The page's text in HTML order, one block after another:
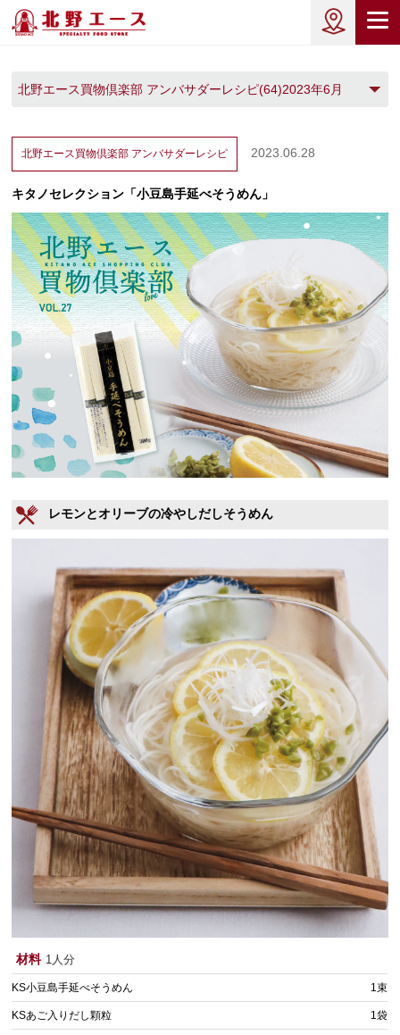
北野エース買物倶楽部 アンバサダーレシピ(64)2023年6月
北野エース買物倶楽部 アンバサダーレシピ 2023.06.28
キタノセレクション「小豆島手延べそうめん」
レモンとオリーブの冷やしだしそうめん
材料 1人分
KS小豆島手延べそうめん 1束
KSあご入りだし顆粒 1袋